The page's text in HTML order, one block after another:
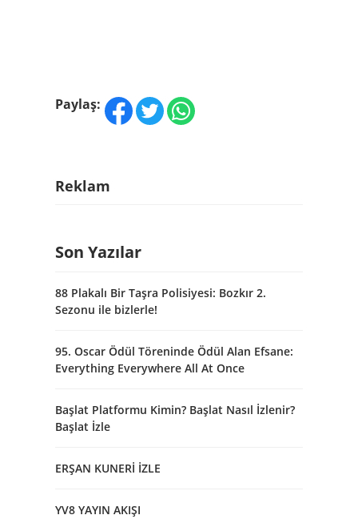
Paylaş:
Reklam
Son Yazılar
88 Plakalı Bir Taşra Polisiyesi: Bozkır 2.
Sezonu ile bizlerle!
95. Oscar Ödül Töreninde Ödül Alan Efsane:
Everything Everywhere All At Once
Başlat Platformu Kimin? Başlat Nasıl İzlenir?
Başlat İzle
ERŞAN KUNERİ İZLE
YV8 YAYIN AKIŞI